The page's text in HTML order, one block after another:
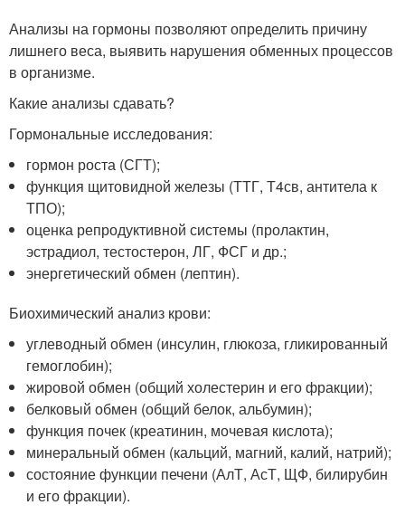
Анализы на гормоны позволяют определить причину
лишнего веса, выявить нарушения обменных процессов
в организме.
Какие анализы сдавать?
Гормональные исследования:
гормон роста (СГТ);
функция щитовидной железы (ТТГ, Т4св, антитела к
ТПО);
оценка репродуктивной системы (пролактин,
эстрадиол, тестостерон, ЛГ, ФСГ и др.;
энергетический обмен (лептин).
Биохимический анализ крови:
углеводный обмен (инсулин, глюкоза, гликированный
гемоглобин);
жировой обмен (общий холестерин и его фракции);
белковый обмен (общий белок, альбумин);
функция почек (креатинин, мочевая кислота);
минеральный обмен (кальций, магний, калий, натрий);
состояние функции печени (АлТ, АсТ, ЩФ, билирубин
и его фракции).